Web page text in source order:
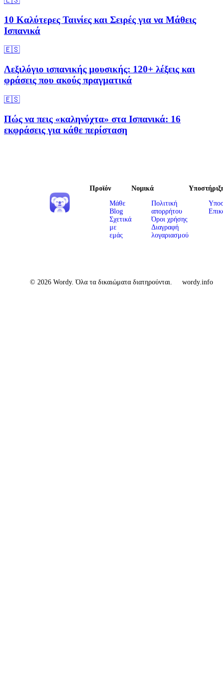
10 Καλύτερες Ταινίες και Σειρές για να Μάθεις
Ισπανικά
🇪🇸
Λεξιλόγιο ισπανικής μουσικής: 120+ λέξεις και
φράσεις που ακούς πραγματικά
🇪🇸
Πώς να πεις «καληνύχτα» στα Ισπανικά: 16
εκφράσεις για κάθε περίσταση
Προϊόν
Μάθε
Blog
Σχετικά
με
εμάς
Νομικά
Πολιτική
απορρήτου
Όροι χρήσης
Διαγραφή
λογαριασμού
© 2026 Wordy. Όλα τα δικαιώματα διατηρούνται. wordy.info